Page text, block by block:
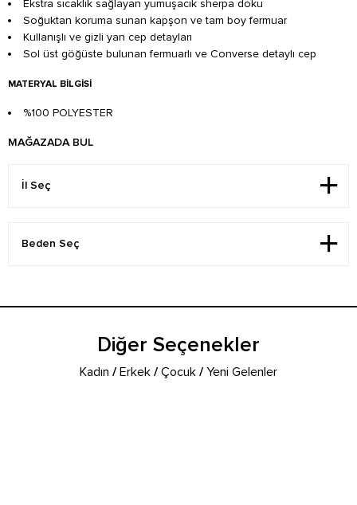
Ekstra sıcaklık sağlayan yumuşacık sherpa doku
Soğuktan koruma sunan kapşon ve tam boy fermuar
Kullanışlı ve gizli yan cep detayları
Sol üst göğüste bulunan fermuarlı ve Converse detaylı cep
MATERYAL BILGISI
%100 POLYESTER
MAĞAZADA BUL
Diğer Seçenekler
Kadın /Erkek /Çocuk /Yeni Gelenler